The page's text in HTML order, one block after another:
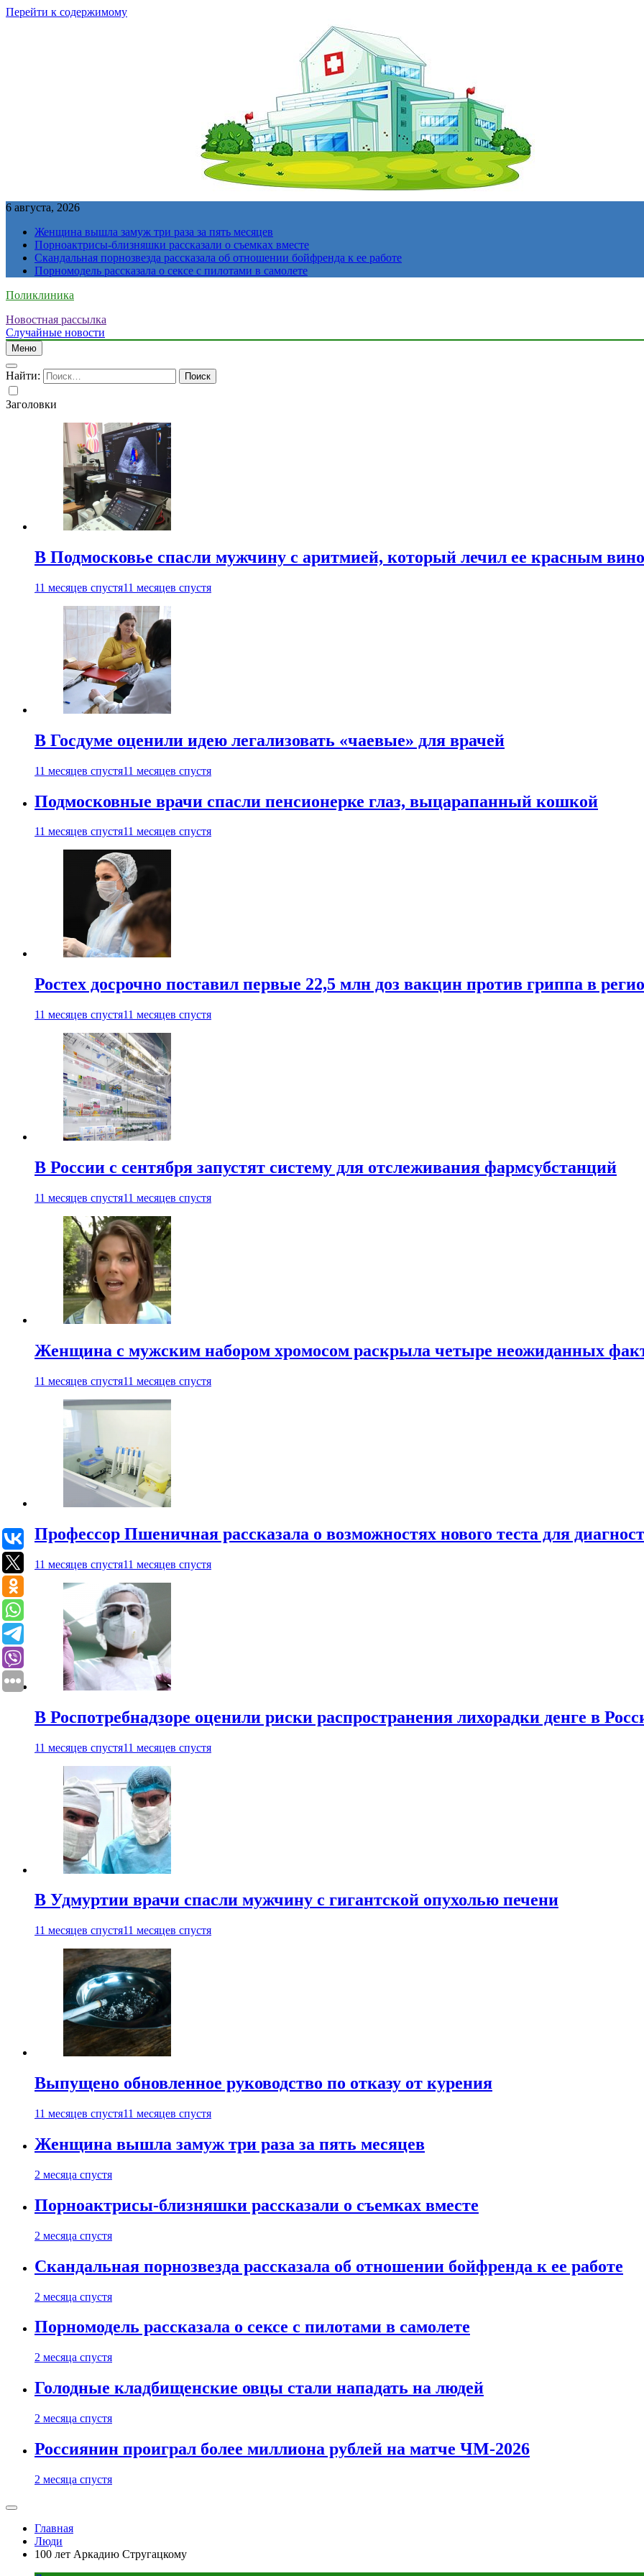
Перейти к содержимому
6 августа, 2026
Женщина вышла замуж три раза за пять месяцев
Порноактрисы-близняшки рассказали о съемках вместе
Скандальная порнозвезда рассказала об отношении бойфренда к ее работе
Порномодель рассказала о сексе с пилотами в самолете
Поликлиника
Новостная рассылка
Случайные новости
Меню
Найти:
Заголовки
В Подмосковье спасли мужчину с аритмией, который лечил ее красным
11 месяцев спустя11 месяцев спустя
В Госдуме оценили идею легализовать «чаевые» для врачей
11 месяцев спустя11 месяцев спустя
Подмосковные врачи спасли пенсионерке глаз, выцарапанный кошкой
11 месяцев спустя11 месяцев спустя
Ростех досрочно поставил первые 22,5 млн доз вакцин против гриппа в
11 месяцев спустя11 месяцев спустя
В России с сентября запустят систему для отслеживания фармсубстанций
11 месяцев спустя11 месяцев спустя
Женщина с мужским набором хромосом раскрыла четыре неожиданных
11 месяцев спустя11 месяцев спустя
Профессор Пшеничная рассказала о возможностях нового теста для
11 месяцев спустя11 месяцев спустя
В Роспотребнадзоре оценили риски распространения лихорадки денге в
11 месяцев спустя11 месяцев спустя
В Удмуртии врачи спасли мужчину с гигантской опухолью печени
11 месяцев спустя11 месяцев спустя
Выпущено обновленное руководство по отказу от курения
11 месяцев спустя11 месяцев спустя
Женщина вышла замуж три раза за пять месяцев
2 месяца спустя
Порноактрисы-близняшки рассказали о съемках вместе
2 месяца спустя
Скандальная порнозвезда рассказала об отношении бойфренда к ее работе
2 месяца спустя
Порномодель рассказала о сексе с пилотами в самолете
2 месяца спустя
Голодные кладбищенские овцы стали нападать на людей
2 месяца спустя
Россиянин проиграл более миллиона рублей на матче ЧМ-2026
2 месяца спустя
Главная
Люди
100 лет Аркадию Стругацкому